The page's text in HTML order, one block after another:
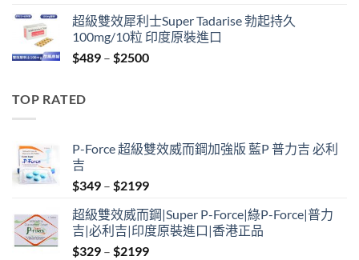
$799
through
$2099
超級雙效犀利士Super Tadarise 勃起持久
100mg/10粒 印度原裝進口
$489 – $2500Price
TOP RATED
P-Force 超級雙效威而鋼加強版 藍P 普力吉 必利
吉
$349 – $2199Price
$349
through
$2199
超級雙效威而鋼|Super P-Force|綠P-Force|普力
吉|必利吉|印度原裝進口|香港正品
$329 – $2199Price